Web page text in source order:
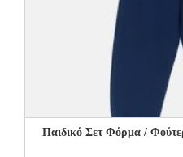
Παιδικό Σετ Φόρμα /